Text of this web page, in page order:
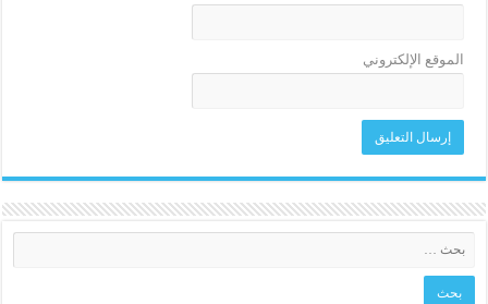
الموقع الإلكتروني